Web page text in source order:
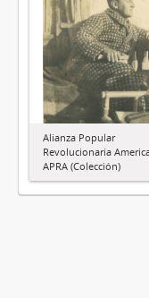
Alianza Popular
Revolucionaria
APRA (Colección)